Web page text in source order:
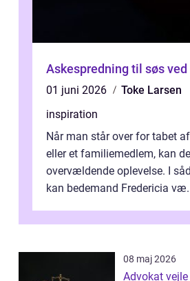
Askespredning til søs ved
01 juni 2026
Toke Larsen
inspiration
Når man står over for tabet
eller et familiemedlem, kan
overvældende oplevelse. I
kan bedemand Fredericia
08 maj 2026
Advokat vejle sådan vælger du